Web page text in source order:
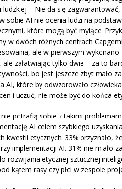
ludzkiej – Nie da się
sobie AI nie ocenia ludzi na
które mogą być mylące.
w dwóch różnych centrach
ale w pierwszym
ale załatwiając tylko dwie – za to
bo jest jeszcze zbyt mało
AI, które by odwzorowało
i uczuć, nie może być do końca
potrafią sobie z takimi
AI celem szybkiego
kwestii etycznych. 33% przyznało,
implementacji AI. 31% nie miało
rozwijania etycznej sztucznej
kątem rasy czy płci w zespole